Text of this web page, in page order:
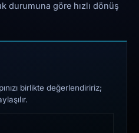
durumuna göre hızlı dönüş
birlikte değerlendiririz;